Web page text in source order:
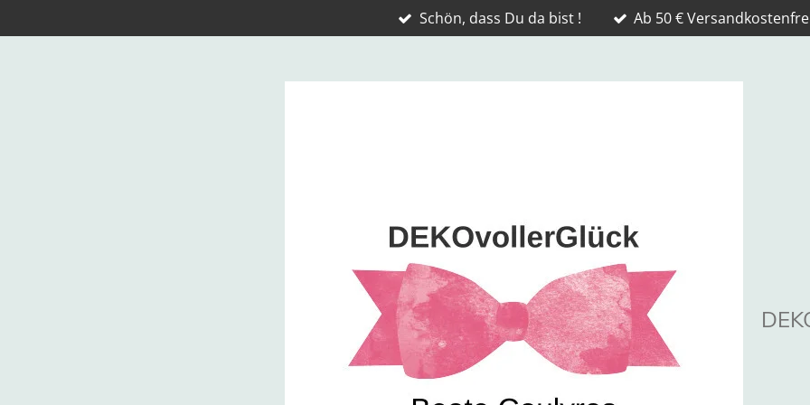
Hauptinhalt
Schön, dass Du da bist ! Ab 50 €